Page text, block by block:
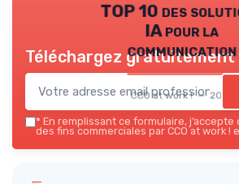
TOP 10 des
IA pour la
communication
CCO at work ! — 2026
Téléchargez gratuitement
* En remplissant ce formulaire, j’accepte
des fins commerciales par CCO at work !